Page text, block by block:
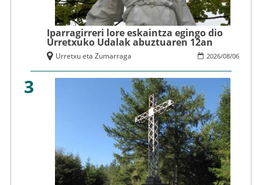
Iparragirreri lore eskaintza egingo dio
Urretxuko Udalak abuztuaren 12an
2026/08/06
Urretxu eta Zumarraga
3